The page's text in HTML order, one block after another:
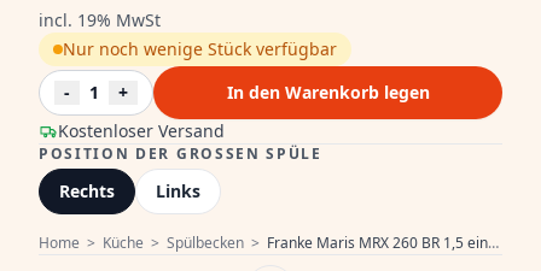
Home > Küche > Spülbecken > Franke Maris MRX 260 BR 1,5 eineinhalb Edelstahl Küchenspüle Flachmontage, großes Becken rechts 1270568040
incl. 19% MwSt
Kostenloser Versand
Nur noch wenige Stück verfügbar
-
1 + In den Warenkorb legen
POSITION DER GROSSEN SPÜLE
Rechts Links